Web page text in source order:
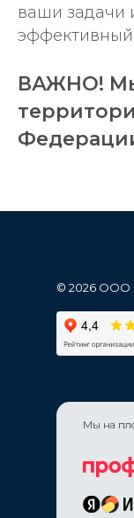
ваши задачи
эффективный
ВАЖНО!
© 2026 ООО
Мы на